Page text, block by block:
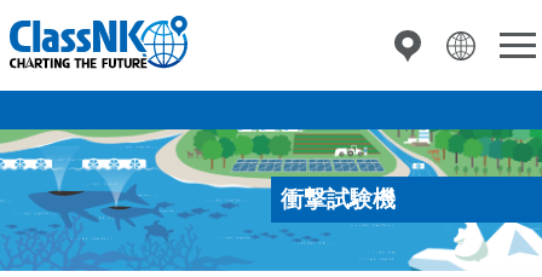
衝撃試験機